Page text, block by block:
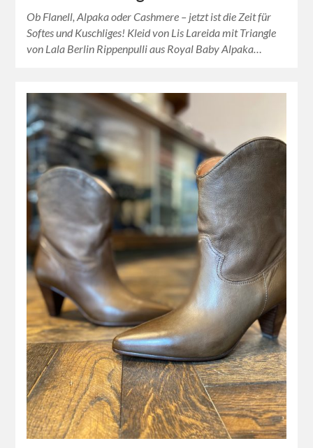
Ob Flanell, Alpaka oder Cashmere – jetzt ist die Zeit für
Softes und Kuschliges! Kleid von Lis Lareida mit Triangle
von Lala Berlin Rippenpulli aus Royal Baby Alpaka…